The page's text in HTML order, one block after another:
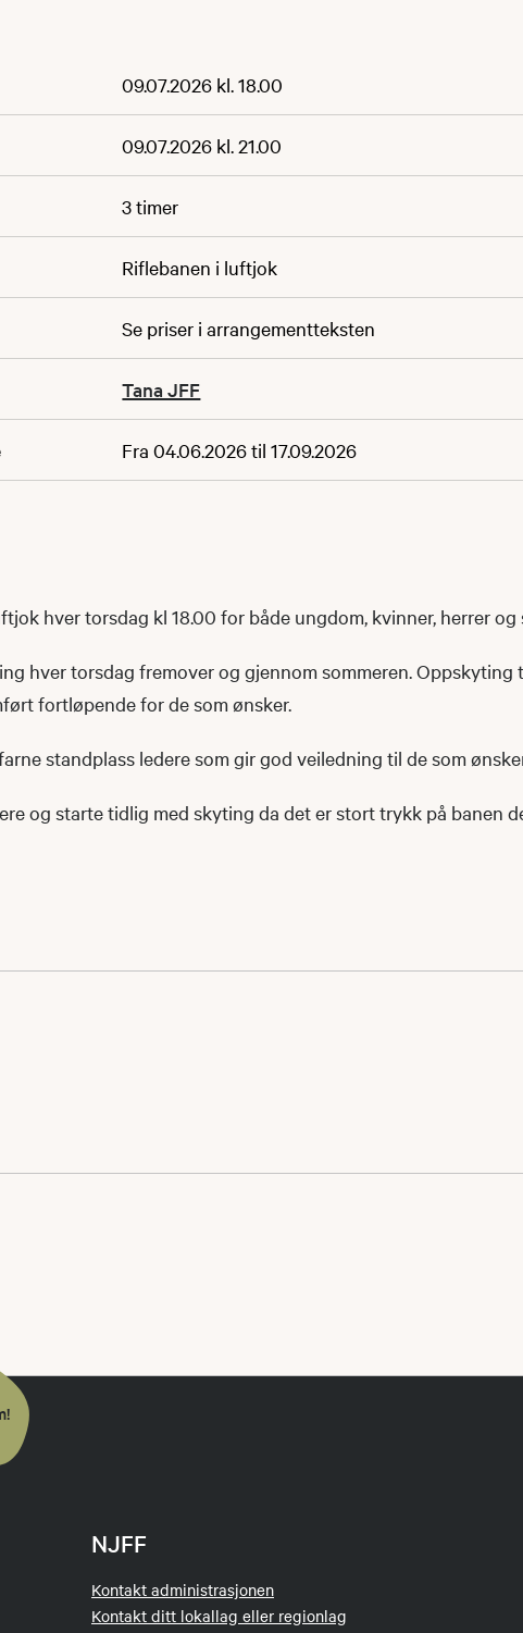
09.07.2026 kl. 18.00
09.07.2026 kl. 21.00
3 timer
Riflebanen i luftjok
Se priser i arrangementteksten
Tana JFF
Fra 04.06.2026 til 17.09.2026
hver torsdag kl 18.00 for både ungdom, kvinner, herrer og
hver torsdag fremover og gjennom sommeren.
fortløpende for de som ønsker.
standplass ledere som gir god veiledning til de som
og starte tidlig med skyting da det er stort trykk på banen
NJFF
Kontakt administrasjonen
Kontakt ditt lokallag eller regionlag